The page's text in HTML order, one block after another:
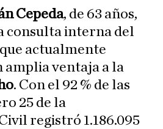
Cepeda, de 63 años,
consulta interna del
actualmente
ventaja a la
. Con el 92 % de las
25 de la
registró 1.186.095